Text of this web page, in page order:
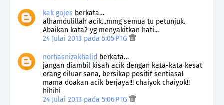
kak gojes berkata…
alhamdulillah acik...mmg semua tu petunjuk.
Abaikan kata2 yg menyakitkan hati...
24 Julai 2013 pada 5:05 PTG
norhasnizakhalid berkata…
jangan diambil kisah acik dengan kata-kata kesat
orang diluar sana, bersikap positif sentiasa!
mama doakan acik berjaya!!! chaiyok chaiyok!!
hihihi
24 Julai 2013 pada 5:06 PTG